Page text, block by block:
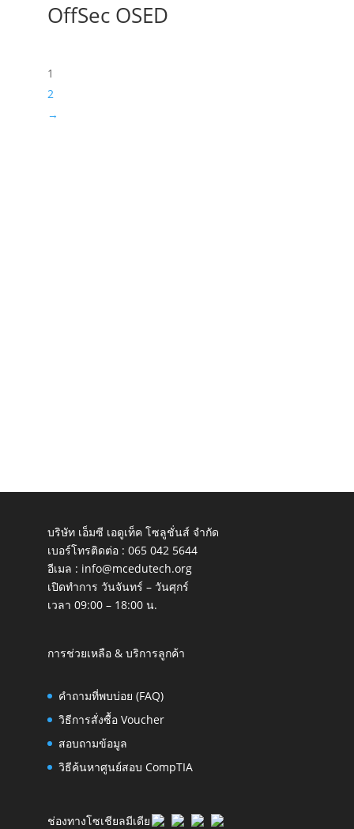
OffSec OSED
1
2
→
บริษัท เอ็มซี เอดูเท็ค โซลูชั่นส์ จำกัด
เบอร์โทรติดต่อ : 065 042 5644
อีเมล : info@mcedutech.org
เปิดทำการ วันจันทร์ – วันศุกร์
เวลา 09:00 – 18:00 น.
การช่วยเหลือ & บริการลูกค้า
คำถามที่พบบ่อย (FAQ)
วิธีการสั่งซื้อ Voucher
สอบถามข้อมูล
วิธีค้นหาศูนย์สอบ CompTIA
ช่องทางโซเชียลมีเดีย